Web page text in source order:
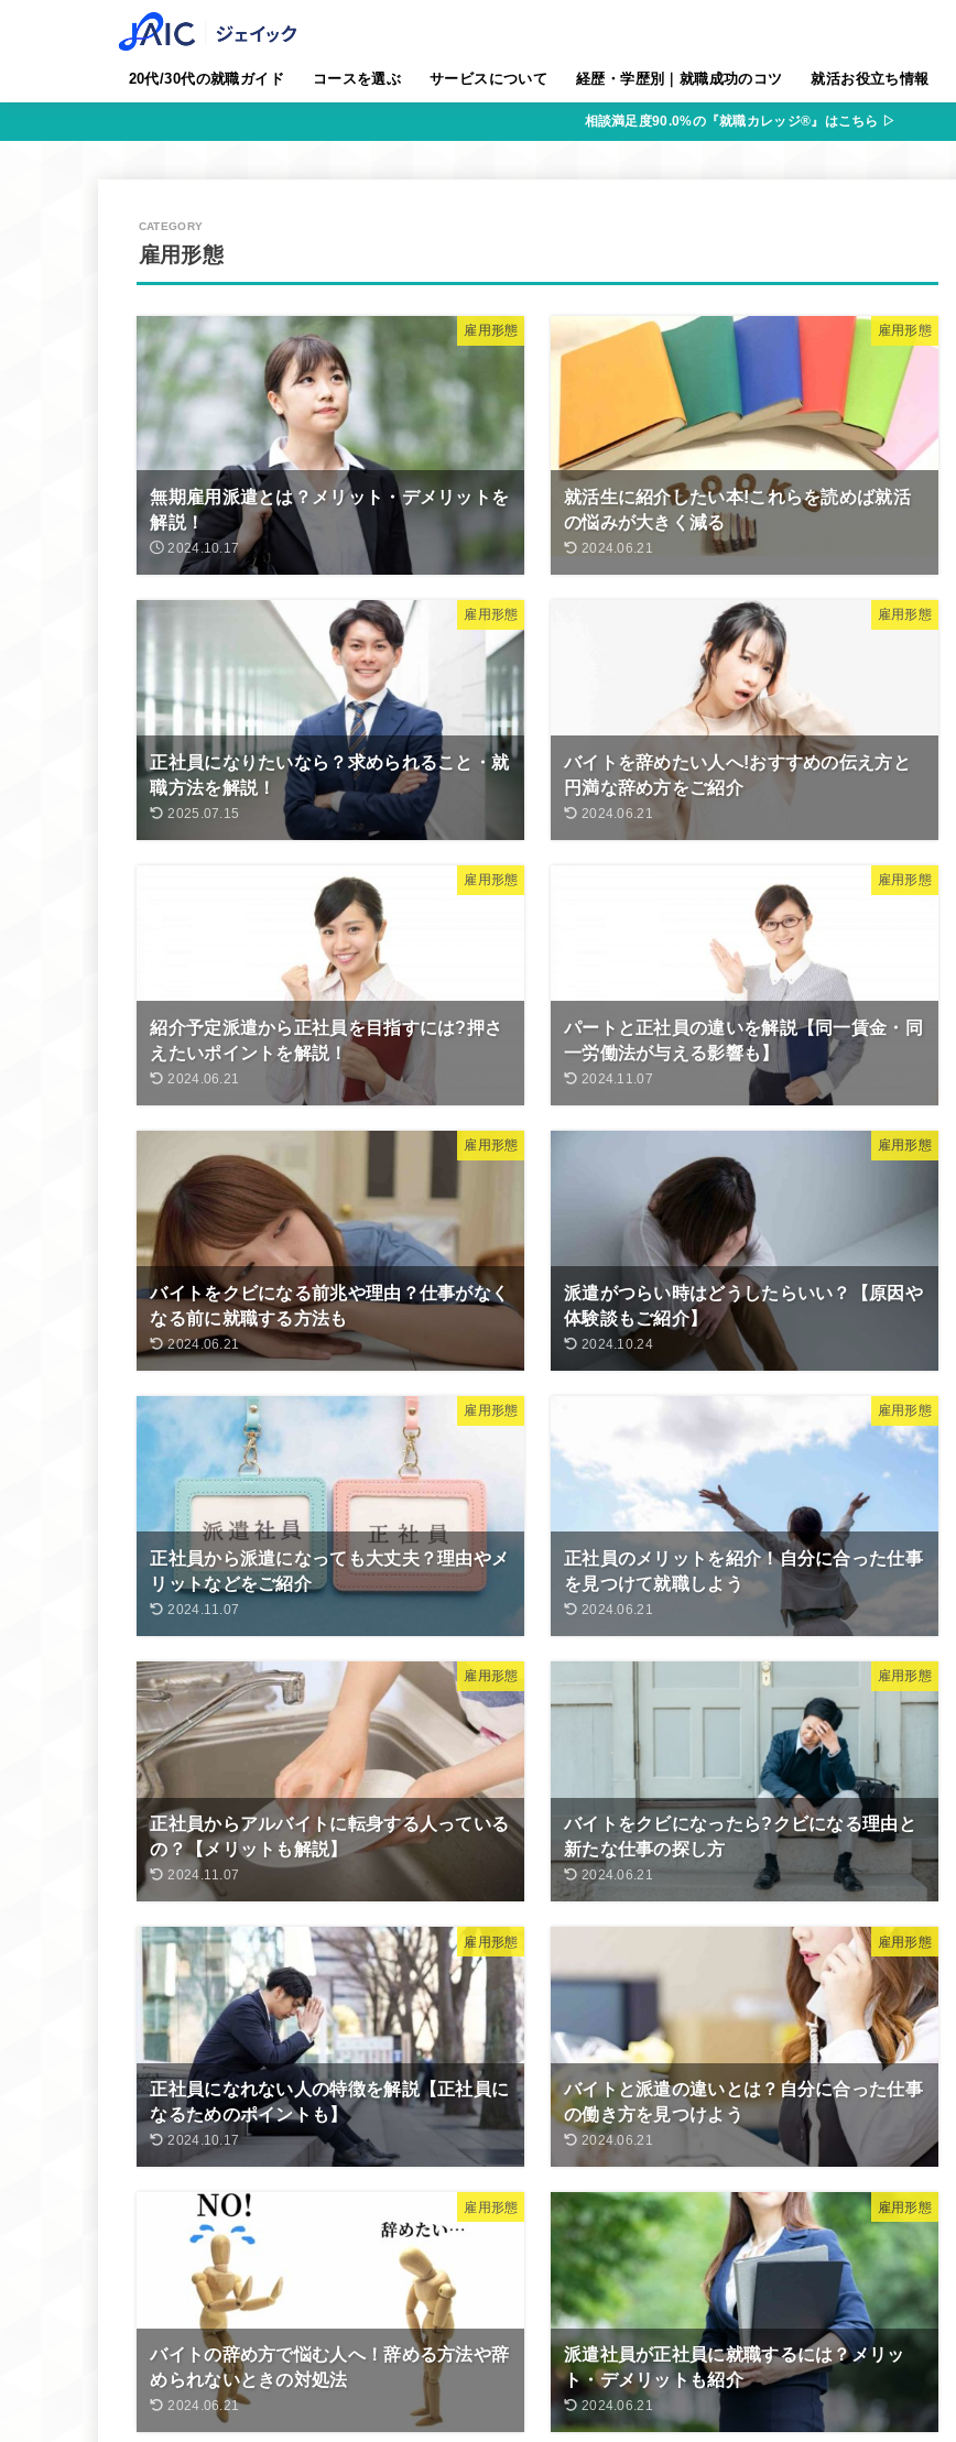
20代/30代の就職ガイド コースを選ぶ サービスについて 経歴・学歴別｜就職成功のコツ 就活お役立ち情報
相談満足度90.0%の『就職カレッジ®』はこちら ▷
雇用形態
雇用形態
無期雇用派遣とは？メリット・デメリットを
解説！
2024.10.17
雇用形態
就活生に紹介したい本!これらを読めば就活
の悩みが大きく減る
2024.06.21
雇用形態
正社員になりたいなら？求められること・就
職方法を解説！
2025.07.15
雇用形態
バイトを辞めたい人へ!おすすめの伝え方と
円満な辞め方をご紹介
2024.06.21
雇用形態
紹介予定派遣から正社員を目指すには?押さ
えたいポイントを解説！
2024.06.21
雇用形態
パートと正社員の違いを解説【同一賃金・同
一労働法が与える影響も】
2024.11.07
雇用形態
バイトをクビになる前兆や理由？仕事がなく
なる前に就職する方法も
2024.06.21
雇用形態
派遣がつらい時はどうしたらいい？【原因や
体験談もご紹介】
2024.10.24
雇用形態
正社員から派遣になっても大丈夫？理由やメ
リットなどをご紹介
2024.11.07
雇用形態
正社員のメリットを紹介！自分に合った仕事
を見つけて就職しよう
2024.06.21
雇用形態
正社員からアルバイトに転身する人っている
の？【メリットも解説】
2024.11.07
雇用形態
バイトをクビになったら?クビになる理由と
新たな仕事の探し方
2024.06.21
雇用形態
正社員になれない人の特徴を解説【正社員に
なるためのポイントも】
2024.10.17
雇用形態
バイトと派遣の違いとは？自分に合った仕事
の働き方を見つけよう
2024.06.21
雇用形態
バイトの辞め方で悩む人へ！辞める方法や辞
められないときの対処法
2024.06.21
雇用形態
派遣社員が正社員に就職するには？メリッ
ト・デメリットも紹介
2024.06.21